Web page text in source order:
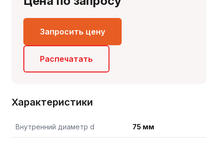
Запросить цену
Распечатать
Характеристики
Внутренний диаметр d 75 мм